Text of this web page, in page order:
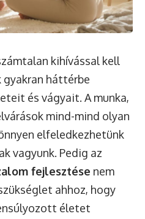
kihívással kell
gyakran háttérbe
és vágyait. A munka,
mind-mind olyan
elfeledkezhetünk
vagyunk. Pedig az
fejlesztése nem
ahhoz, hogy
életet